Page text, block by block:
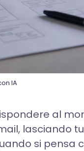
IA
al
lasciando
si pensa